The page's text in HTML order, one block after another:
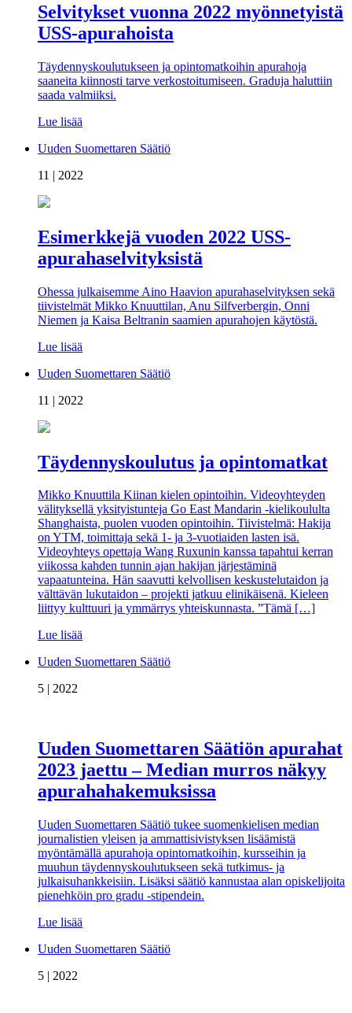
Selvitykset vuonna 2022 myönnetyistä
USS-apurahoista
Täydennyskoulutukseen ja opintomatkoihin apurahoja
saaneita kiinnosti tarve verkostoitumiseen. Graduja haluttiin
saada valmiiksi.
Lue lisää
Uuden Suomettaren Säätiö
11 | 2022
Esimerkkejä vuoden 2022 USS-
apurahaselvityksistä
Ohessa julkaisemme Aino Haavion apurahaselvityksen sekä
tiivistelmät Mikko Knuuttilan, Anu Silfverbergin, Onni
Niemen ja Kaisa Beltranin saamien apurahojen käytöstä.
Lue lisää
Uuden Suomettaren Säätiö
11 | 2022
Täydennyskoulutus ja opintomatkat
Mikko Knuuttila Kiinan kielen opintoihin. Videoyhteyden
välityksellä yksityistunteja Go East Mandarin -kielikoululta
Shanghaista, puolen vuoden opintoihin. Tiivistelmä: Hakija
on YTM, toimittaja sekä 1- ja 3-vuotiaiden lasten isä.
Videoyhteys opettaja Wang Ruxunin kanssa tapahtui kerran
viikossa kahden tunnin ajan hakijan järjestäminä
vapaatunteina. Hän saavutti kelvollisen keskustelutaidon ja
välttävän lukutaidon – projekti jatkuu elinikäisenä. Kieleen
liittyy kulttuuri ja ymmärrys yhteiskunnasta. ”Tämä […]
Lue lisää
Uuden Suomettaren Säätiö
5 | 2022
Uuden Suomettaren Säätiön apurahat
2023 jaettu – Median murros näkyy
apurahahakemuksissa
Uuden Suomettaren Säätiö tukee suomenkielisen median
journalistien yleisen ja ammattisivistyksen lisäämistä
myöntämällä apurahoja opintomatkoihin, kursseihin ja
muuhun täydennyskoulutukseen sekä tutkimus- ja
julkaisuhankkeisiin. Lisäksi säätiö kannustaa alan opiskelijoita
pienehköin pro gradu -stipendein.
Lue lisää
Uuden Suomettaren Säätiö
5 | 2022